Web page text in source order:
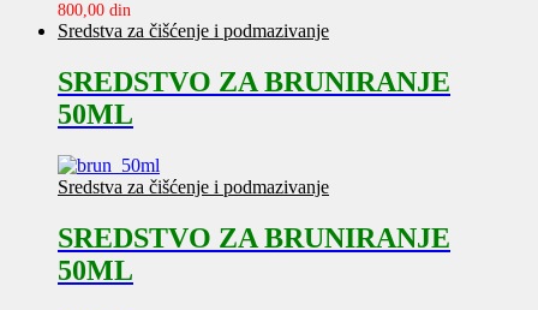
800,00 din
Sredstva za čišćenje i podmazivanje
SREDSTVO ZA BRUNIRANJE
50ML
Sredstva za čišćenje i podmazivanje
SREDSTVO ZA BRUNIRANJE
50ML